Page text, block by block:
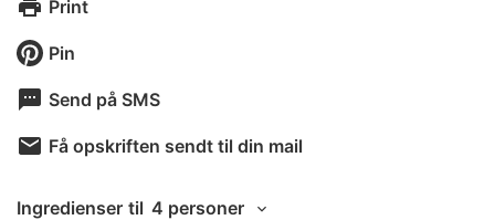
Print
Pin
Send på SMS
Få opskriften sendt til din mail
Ingredienser til 4 personer